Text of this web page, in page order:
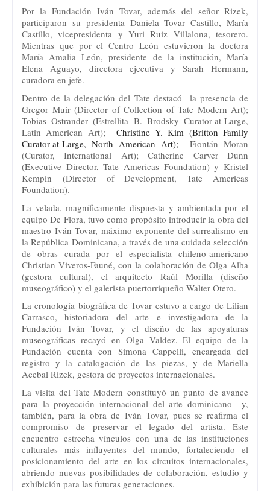
Por la Fundación Iván Tovar, además del señor Rizek,
participaron su presidenta Daniela Tovar Castillo, María
Castillo, vicepresidenta y Yuri Ruiz Villalona, tesorero.
Mientras que por el Centro León estuvieron la doctora
María Amalia León, presidente de la institución, María
Elena Aguayo, directora ejecutiva y Sarah Hermann,
curadora en jefe.
Dentro de la delegación del Tate destacó la presencia de
Gregor Muir (Director of Collection of Tate Modern Art);
Tobias Ostrander (Estrellita B. Brodsky Curator-at-Large,
Latin American Art); Christine Y. Kim (Britton Family
Curator-at-Large, North American Art);Fiontán Moran
(Curator, International Art); Catherine Carver Dunn
(Executive Director, Tate Americas Foundation) y Kristel
Kempin (Director of Development, Tate Americas
Foundation).
La velada, magníficamente dispuesta y ambientada por el
equipo De Flora, tuvo como propósito introducir la obra del
maestro Iván Tovar, máximo exponente del surrealismo en
la República Dominicana, a través de una cuidada selección
de obras curada por el especialista chileno-americano
Christian Viveros-Fauné, con la colaboración de Olga Alba
(gestora cultural), el arquitecto Raúl Morilla (diseño
museográfico) y el galerista puertorriqueño Walter Otero.
La cronología biográfica de Tovar estuvo a cargo de Lilian
Carrasco, historiadora del arte e investigadora de la
Fundación Iván Tovar, y el diseño de las apoyaturas
museográficas recayó en Olga Valdez. El equipo de la
Fundación cuenta con Simona Cappelli, encargada del
registro y la catalogación de las piezas, y de Mariella
Acebal Rizek, gestora de proyectos internacionales.
La visita del Tate Modern constituyó un punto de avance
para la proyección internacional del arte dominicano y,
también, para la obra de Iván Tovar, pues se reafirma el
compromiso de preservar el legado del artista. Este
encuentro estrecha vínculos con una de las instituciones
culturales más influyentes del mundo, fortaleciendo el
posicionamiento del arte en los circuitos internacionales,
abriendo nuevas posibilidades de colaboración, estudio y
exhibición para las futuras generaciones.